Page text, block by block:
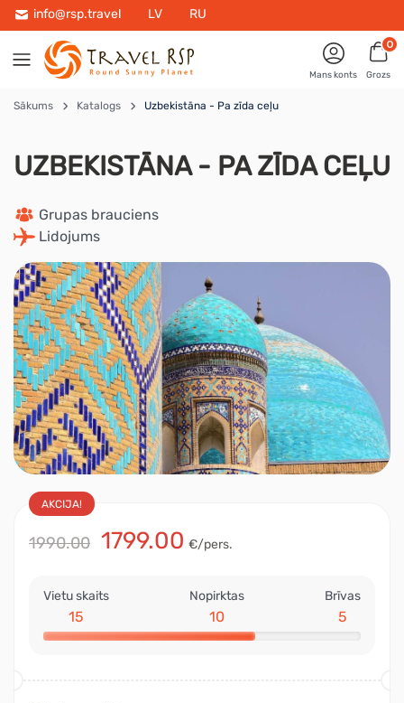
info@rsp.travel LV RU
Mans konts
0
Grozs
Sākums Katalogs Uzbekistāna - Pa zīda ceļu
UZBEKISTĀNA - PA ZĪDA CEĻU
Grupas brauciens
Lidojums
AKCIJA!
1990.00 1799.00 €/pers.
Vietu skaits
15
Nopirktas
10
Brīvas
5